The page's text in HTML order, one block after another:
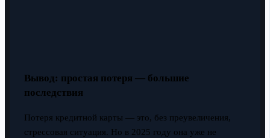
Вывод: простая потеря — большие
последствия
Потеря кредитной карты — это, без преувеличения,
стрессовая ситуация. Но в 2025 году она уже не